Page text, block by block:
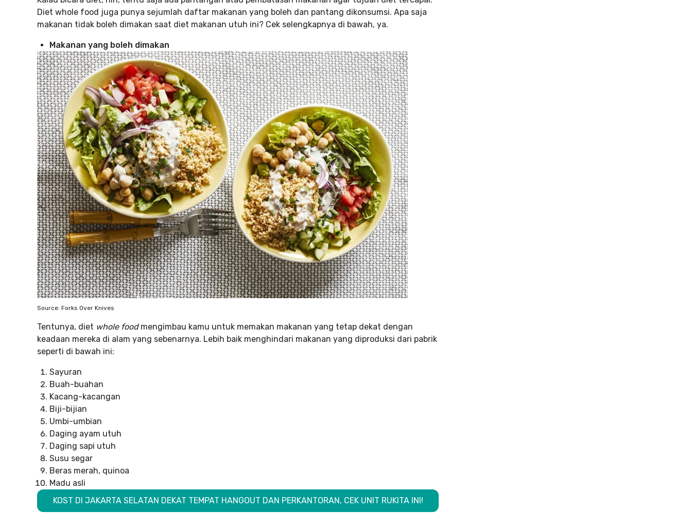
Diet whole food juga punya sejumlah daftar makanan yang boleh dan pantang dikonsumsi. Apa saja
makanan tidak boleh dimakan saat diet makanan utuh ini? Cek selengkapnya di bawah, ya.
Makanan yang boleh dimakan
Source: Forks Over Knives
Tentunya, diet whole food mengimbau kamu untuk memakan makanan yang tetap dekat dengan
keadaan mereka di alam yang sebenarnya. Lebih baik menghindari makanan yang diproduksi dari pabrik
seperti di bawah ini:
Sayuran
Buah-buahan
Kacang-kacangan
Biji-bijian
Umbi-umbian
Daging ayam utuh
Daging sapi utuh
Susu segar
Beras merah, quinoa
Madu asli
KOST DI JAKARTA SELATAN DEKAT TEMPAT HANGOUT DAN PERKANTORAN, CEK UNIT RUKITA INI!